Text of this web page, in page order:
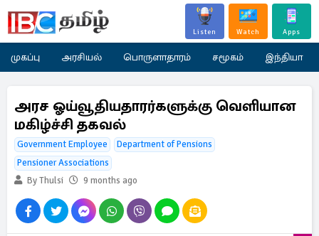
Listen Watch Apps
முகப்பு அரசியல் பொருளாதாரம் சமூகம் இந்தியா
அரச ஓய்வூதியதாரர்களுக்கு வெளியான
மகிழ்ச்சி தகவல்
Government Employee
Department of Pensions
Pensioner Associations
By Thulsi
9 months ago